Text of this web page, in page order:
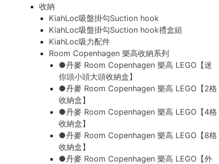
收納
KiahLoc吸盤掛勾Suction hook
KiahLoc吸盤掛勾Suction hook禮盒組
KiahLoc吸力配件
Room Copenhagen 樂高收納系列
●丹麥 Room Copenhagen 樂高 LEGO【迷
你頭小頭大頭收納盒】
●丹麥 Room Copenhagen 樂高 LEGO【2格
收納盒】
●丹麥 Room Copenhagen 樂高 LEGO【4格
收納盒】
●丹麥 Room Copenhagen 樂高 LEGO【8格
收納盒】
●丹麥 Room Copenhagen 樂高 LEGO【外